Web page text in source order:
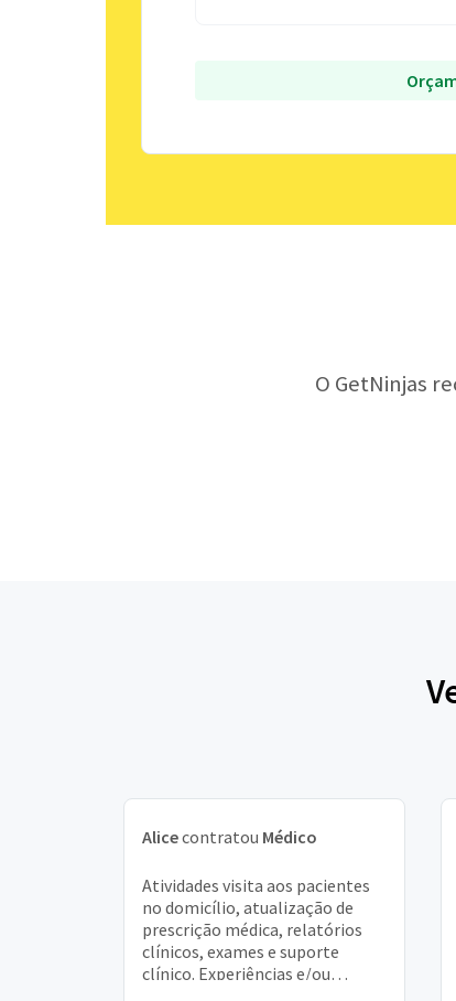
O GetNinjas
Alicecontratou Médico
Atividades visita aos pacientes
no domicílio, atualização de
prescrição médica, relatórios
clínicos, exames e suporte
clínico. Experiências e/ou